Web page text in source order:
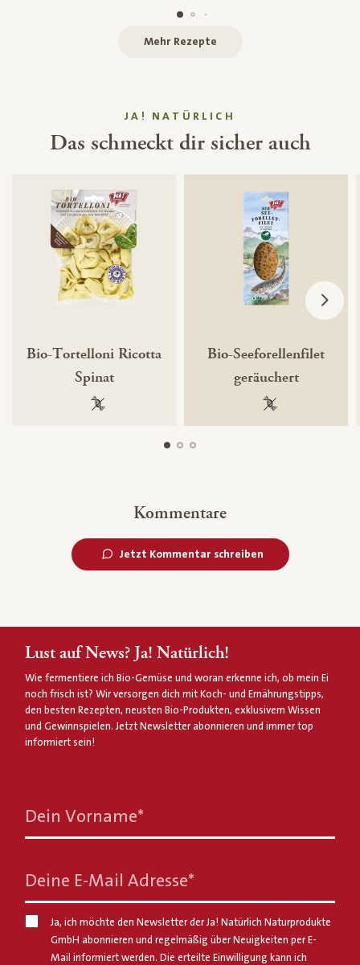
Mehr Rezepte
JA! NATÜRLICH
Das schmeckt dir sicher auch
Bio-Tortelloni Ricotta
Spinat
100 % gentechnikfrei
Bio-Seeforellenfilet
geräuchert
100 %
Kommentare
Jetzt Kommentar schreiben
Lust auf News? Ja! Natürlich!
Wie fermentiere ich Bio-Gemüse und woran erkenne ich, ob mein Ei
noch frisch ist? Wir versorgen dich mit Koch- und Ernährungstipps,
den besten Rezepten, neusten Bio-Produkten, exklusivem Wissen
und Gewinnspielen. Jetzt Newsletter abonnieren und immer top
informiert sein!
Dein Vorname*
Deine E-Mail Adresse*
Ja, ich möchte den Newsletter der Ja! Natürlich Naturprodukte
GmbH abonnieren und regelmäßig über Neuigkeiten per E-
Mail informiert werden. Die erteilte Einwilligung kann ich